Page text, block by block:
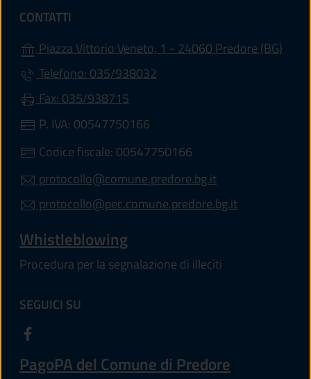
CONTATTI
Piazza Vittorio Veneto, 1 - 24060 Predore (BG)
Telefono: 035/938032
Fax: 035/938715
P. IVA: 00547750166
Codice fiscale: 00547750166
protocollo@comune.predore.bg.it
protocollo@pec.comune.predore.bg.it
Whistleblowing
Procedura per la segnalazione di illeciti
SEGUICI SU
PagoPA del Comune di Predore